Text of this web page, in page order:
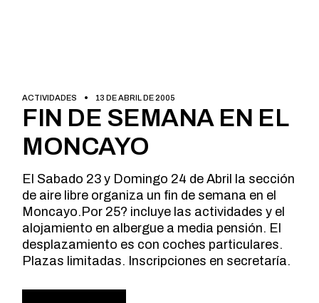
ACTIVIDADES 13 DE ABRIL DE 2005
FIN DE SEMANA EN EL
MONCAYO
El Sabado 23 y Domingo 24 de Abril la sección
de aire libre organiza un fin de semana en el
Moncayo.Por 25? incluye las actividades y el
alojamiento en albergue a media pensión. El
desplazamiento es con coches particulares.
Plazas limitadas. Inscripciones en secretaría.